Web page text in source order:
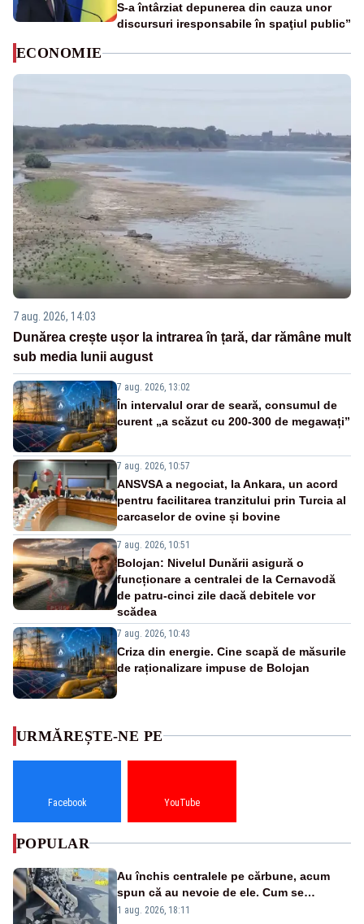
S-a întârziat depunerea din cauza unor
discursuri iresponsabile în spaţiul public”
ECONOMIE
7 aug. 2026, 14:03
Dunărea crește ușor la intrarea în țară, dar rămâne mult
sub media lunii august
7 aug. 2026, 13:02
În intervalul orar de seară, consumul de
curent „a scăzut cu 200-300 de megawați”
7 aug. 2026, 10:57
ANSVSA a negociat, la Ankara, un acord
pentru facilitarea tranzitului prin Turcia al
carcaselor de ovine și bovine
7 aug. 2026, 10:51
Bolojan: Nivelul Dunării asigură o
funcționare a centralei de la Cernavodă
de patru-cinci zile dacă debitele vor
scădea
7 aug. 2026, 10:43
Criza din energie. Cine scapă de măsurile
de raționalizare impuse de Bolojan
URMĂREȘTE-NE PE
Facebook YouTube
POPULAR
Au închis centralele pe cărbune, acum
spun că au nevoie de ele. Cum se
pasează vina în plină criză energetică
1 aug. 2026, 18:11